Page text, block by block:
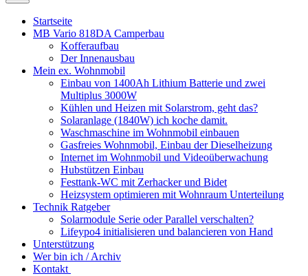
Suchfeld
ein-/ausblenden
Startseite
MB Vario 818DA Camperbau
Kofferaufbau
Der Innenausbau
Mein ex. Wohnmobil
Einbau von 1400Ah Lithium Batterie und zwei
Multiplus 3000W
Kühlen und Heizen mit Solarstrom, geht das?
Solaranlage (1840W) ich koche damit.
Waschmaschine im Wohnmobil einbauen
Gasfreies Wohnmobil, Einbau der Dieselheizung
Internet im Wohnmobil und Videoüberwachung
Hubstützen Einbau
Festtank-WC mit Zerhacker und Bidet
Heizsystem optimieren mit Wohnraum Unterteilung
Technik Ratgeber
Solarmodule Serie oder Parallel verschalten?
Lifeypo4 initialisieren und balancieren von Hand
Unterstützung
Wer bin ich / Archiv
Kontakt